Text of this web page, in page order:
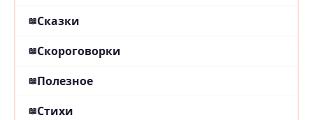
Сказки
Скороговорки
Полезное
Стихи